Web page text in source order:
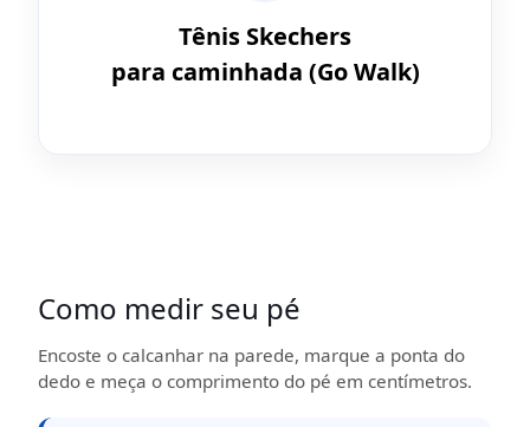
Tênis Skechers
para caminhada (Go Walk)
Como medir seu pé
Encoste o calcanhar na parede, marque a ponta do
dedo e meça o comprimento do pé em centímetros.